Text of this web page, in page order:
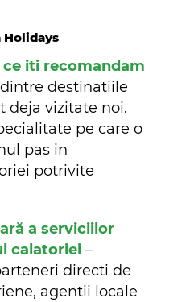
Holidays
iti recomandam
destinatiile
deja vizitate noi.
pe care o
pas in
potrivite
a serviciilor
calatoriei –
directi de
agentii locale